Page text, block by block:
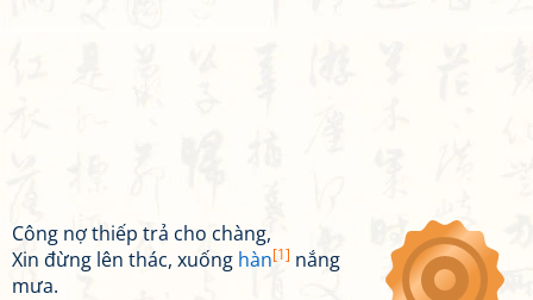
Công nợ thiếp trả cho chàng,
Xin đừng lên thác, xuống hàn[1] nắng
mưa.